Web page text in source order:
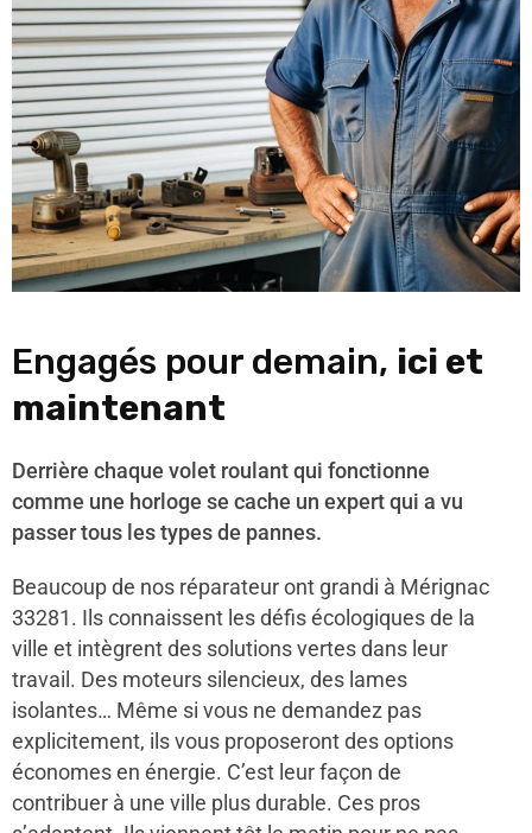
Engagés pour demain, ici et
maintenant
Derrière chaque volet roulant qui fonctionne
comme une horloge se cache un expert qui a vu
passer tous les types de pannes.
Beaucoup de nos réparateur ont grandi à Mérignac
33281. Ils connaissent les défis écologiques de la
ville et intègrent des solutions vertes dans leur
travail. Des moteurs silencieux, des lames
isolantes… Même si vous ne demandez pas
explicitement, ils vous proposeront des options
économes en énergie. C’est leur façon de
contribuer à une ville plus durable. Ces pros